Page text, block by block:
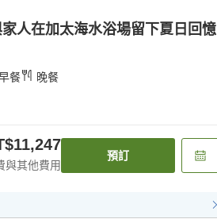
人在加太海水浴場留下夏日回憶
餐 晚餐
與其他費用
預訂